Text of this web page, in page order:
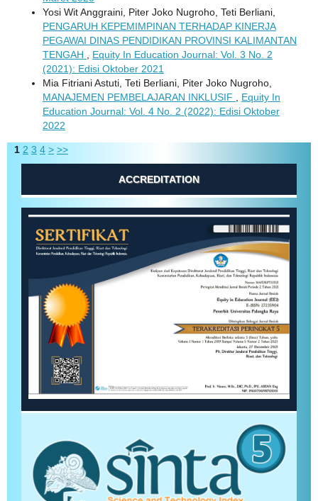
Yosi Wit Anggraini, Piter Joko Nugroho, Teti Berliani,
PENGARUH KEPEMIMPINAN TERHADAP KINERJA
PEGAWAI DINAS PENDIDIKAN PROVINSI KALIMANTAN
TENGAH
Equity In Education Journal: Vol. 3 No. 2
(2021): Edisi Oktober 2021
Mia Fitriani Astuti, Teti Berliani, Piter Joko Nugroho,
MANAJEMEN PEMBELAJARAN INKLUSIF
Equity In
Education Journal: Vol. 4 No. 2 (2022): Edisi Oktober
2022
1 2 3 4 > >>
ACCREDITATION